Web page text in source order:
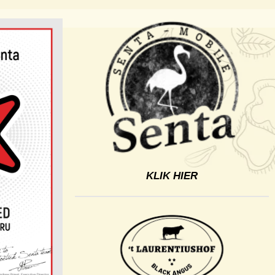
KLIK HIER